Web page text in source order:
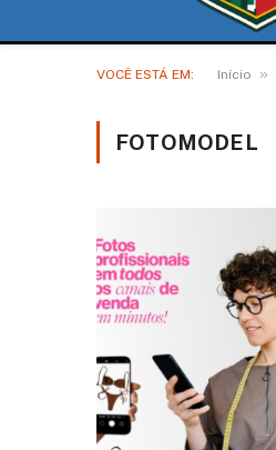
VOCÊ ESTÁ EM: Início »
FOTOMODEL